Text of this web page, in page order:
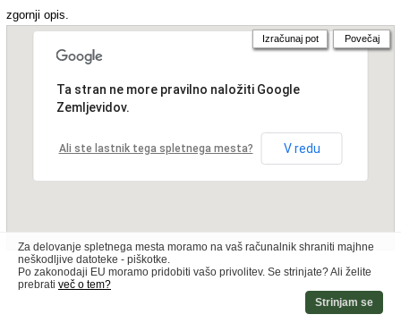
zgornji opis.
Ta stran ne more pravilno naložiti Google
Zemljevidov.
Ali ste lastnik tega spletnega mesta? V redu
Izračunaj pot Povečaj
Za delovanje spletnega mesta moramo na vaš računalnik shraniti majhne
neškodljive datoteke - piškotke.
Po zakonodaji EU moramo pridobiti vašo privolitev. Se strinjate? Ali želite
prebrati več o tem?
Strinjam se